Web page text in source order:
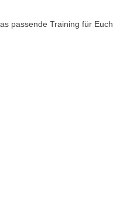
passende Training für Euch